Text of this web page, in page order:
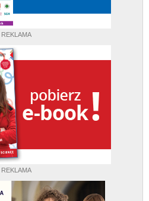
REKLAMA
REKLAMA